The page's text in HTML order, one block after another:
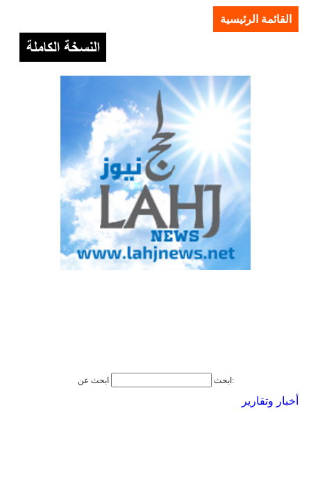
القائمة الرئيسية
ابحث ابحث عن:
أخبار وتقارير